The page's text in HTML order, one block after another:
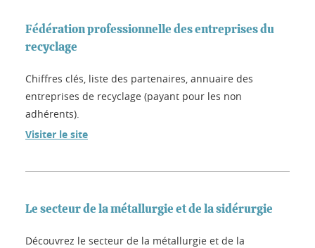
Fédération professionnelle des entreprises du
recyclage
Chiffres clés, liste des partenaires, annuaire des
entreprises de recyclage (payant pour les non
adhérents).
Visiter le site
Le secteur de la métallurgie et de la sidérurgie
Découvrez le secteur de la métallurgie et de la